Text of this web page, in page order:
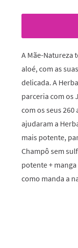
estrelas,
de
Read
70
Reviews.
para
mesma
página.
A Mãe-Natureza
aloé, com as
delicada. A
parceria com os
com os seus
ajudaram a
mais potente,
Champô sem
potente +
como manda a